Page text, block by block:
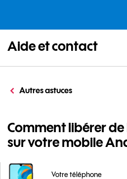
Aide et contact
Autres astuces
Comment libérer
sur votre mobile
Votre téléphone